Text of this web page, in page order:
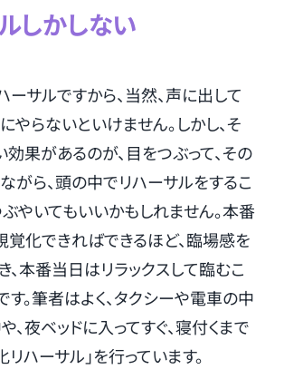
しかしない
ーサルですから、当然、声に出して
やらないといけません。しかし、そ
効果があるのが、目をつぶって、その
がら、頭の中でリハーサルをするこ
ぶやいてもいいかもしれません。本番
覚化できればできるほど、臨場感を
、本番当日はリラックスして臨むこ
す。筆者はよく、タクシーや電車の中
、夜ベッドに入ってすぐ、寝付くまで
ハーサル」を行っています。